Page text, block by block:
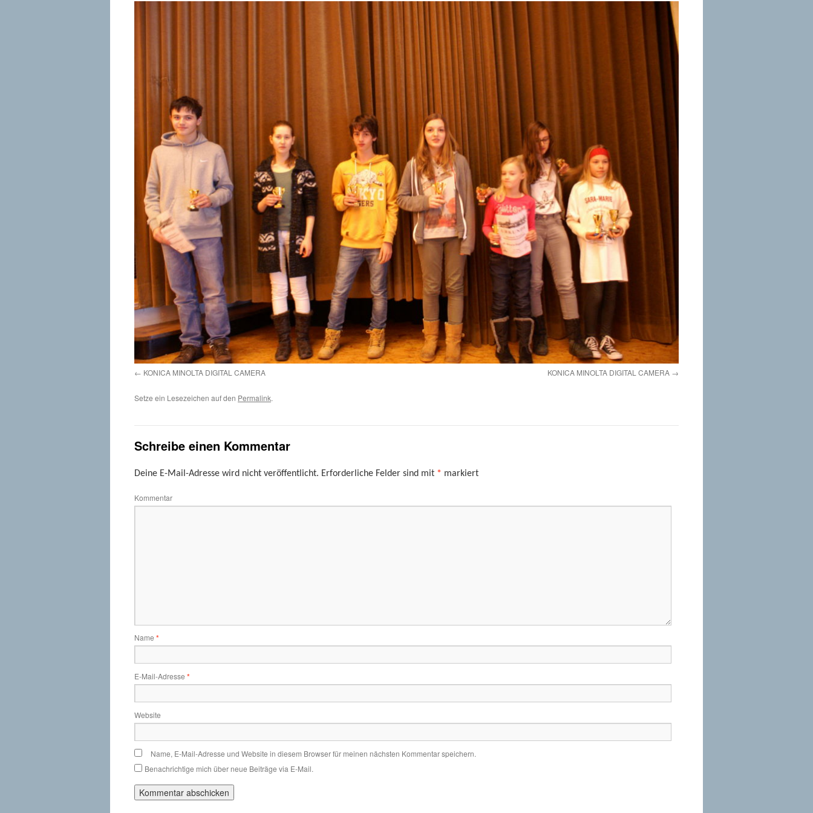
KONICA MINOLTA DIGITAL CAMERA KONICA MINOLTA DIGITAL CAMERA
Setze ein Lesezeichen auf den Permalink.
Schreibe einen Kommentar
Deine E-Mail-Adresse wird nicht veröffentlicht. Erforderliche Felder sind mit * markiert
Kommentar
Name *
E-Mail-Adresse *
Website
Name, E-Mail-Adresse und Website in diesem Browser für meinen nächsten Kommentar speichern.
Benachrichtige mich über neue Beiträge via E-Mail.